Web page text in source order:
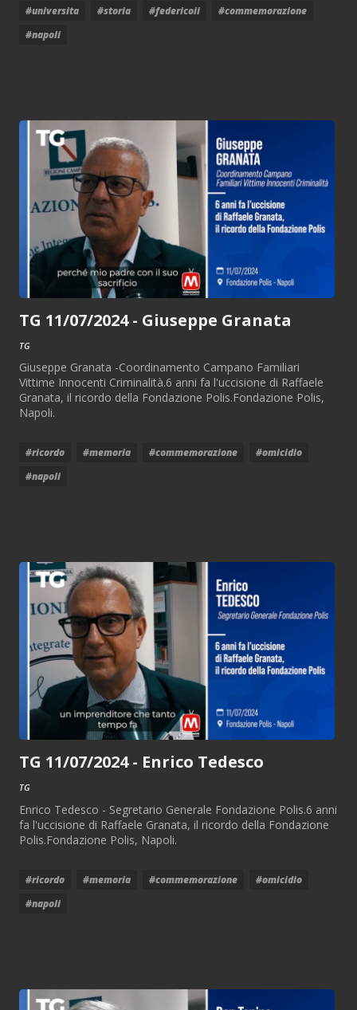
#universita #storia #federicoii
#commemorazione
#napoli
TG 11/07/2024 - Giuseppe Granata
TG
Giuseppe Granata -Coordinamento Campano Familiari
Vittime Innocenti Criminalità.6 anni fa l'uccisione di Raffaele
Granata, il ricordo della Fondazione Polis.Fondazione Polis,
Napoli.
#ricordo #memoria #commemorazione
#omicidio
#napoli
TG 11/07/2024 - Enrico Tedesco
TG
Enrico Tedesco - Segretario Generale Fondazione Polis.6 anni
fa l'uccisione di Raffaele Granata, il ricordo della Fondazione
Polis.Fondazione Polis, Napoli.
#ricordo #memoria #commemorazione
#omicidio
#napoli